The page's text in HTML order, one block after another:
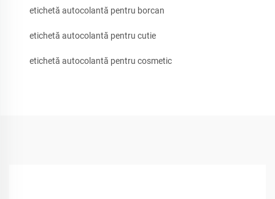
etichetă autocolantă pentru borcan
etichetă autocolantă pentru cutie
etichetă autocolantă pentru cosmetic